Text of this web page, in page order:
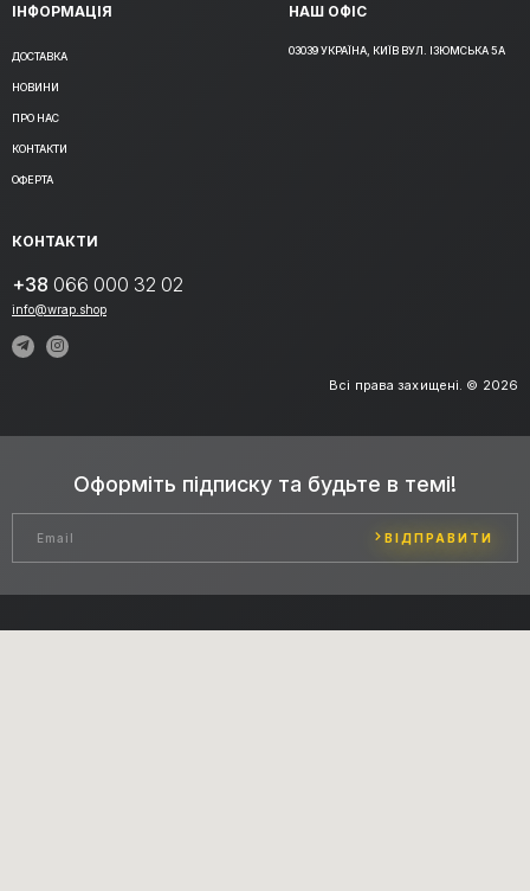
ІНФОРМАЦІЯ
ДОСТАВКА
НОВИНИ
ПРО НАС
КОНТАКТИ
ОФЕРТА
НАШ ОФІС
03039 УКРАЇНА, КИЇВ ВУЛ. ІЗЮМСЬКА 5А
КОНТАКТИ
+38 066 000 32 02
info@wrap.shop
Всі права захищені. © 2026
Оформіть підписку та будьте в темі!
ВІДПРАВИТИ